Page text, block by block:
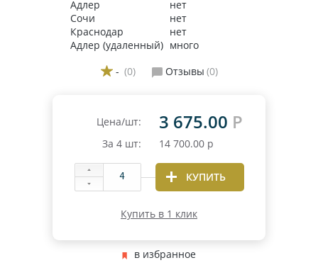
Адлер
нет
Сочи
нет
Краснодар
нет
Адлер (удаленный) много
- (0) Отзывы (0)
Цена/шт: 3 675.00 Р
За 4 шт: 14 700.00 р
КУПИТЬ
Купить в 1 клик
в избранное